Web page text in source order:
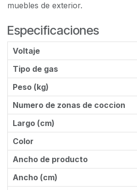
muebles de exterior.
Especificaciones
Voltaje
Tipo de gas
Peso (kg)
Numero de zonas de coccion
Largo (cm)
Color
Ancho de producto
Ancho (cm)